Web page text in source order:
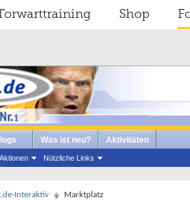
Shop
Aktionen Nützliche Links
Was ist neu? Aktivitäten
Interaktiv Marktplatz